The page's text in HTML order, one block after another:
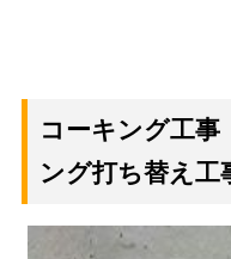
コーキング工事
ング打ち替え工